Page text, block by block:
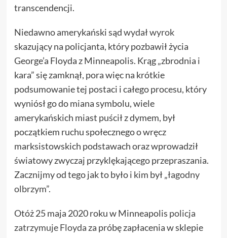
transcendencji.
Niedawno amerykański sądwydał wyrok
skazujący na policjanta, który pozbawił życia
George’a Floyda z Minneapolis. Krąg „zbrodnia i
kara” się zamknął, pora więc na krótkie
podsumowanie tej postaci i całego procesu, który
wyniósł go do miana symbolu, wiele
amerykańskich miast puścił z dymem, był
początkiem ruchu społecznego o wręcz
marksistowskich podstawach oraz wprowadził
światowy zwyczaj przyklękającego przepraszania.
Zacznijmy od tego jak to było i kim był „łagodny
olbrzym”.
Otóż 25 maja 2020 roku w Minneapolis policja
zatrzymuje Floyda za próbę zapłacenia w sklepie